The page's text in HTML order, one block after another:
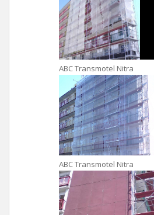
ABC Transmotel Nitra
ABC Transmotel Nitra